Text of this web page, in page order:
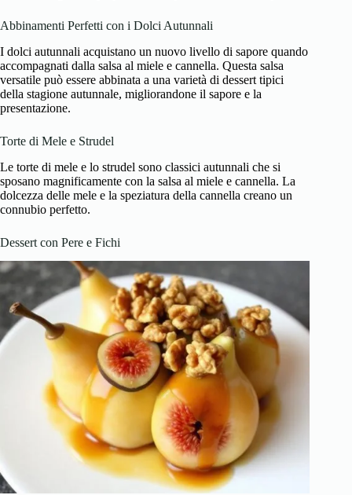
Abbinamenti Perfetti con i Dolci Autunnali
I dolci autunnali acquistano un nuovo livello di sapore quando
accompagnati dalla salsa al miele e cannella. Questa salsa
versatile può essere abbinata a una varietà di dessert tipici
della stagione autunnale, migliorandone il sapore e la
presentazione.
Torte di Mele e Strudel
Le torte di mele e lo strudel sono classici autunnali che si
sposano magnificamente con la salsa al miele e cannella. La
dolcezza delle mele e la speziatura della cannella creano un
connubio perfetto.
Dessert con Pere e Fichi